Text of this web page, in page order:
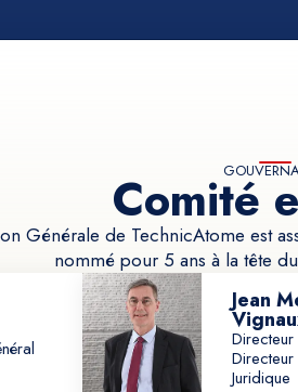
Comité
Générale de TechnicAtome est
nommé pour 5 ans à la tête
Jean
Juridique